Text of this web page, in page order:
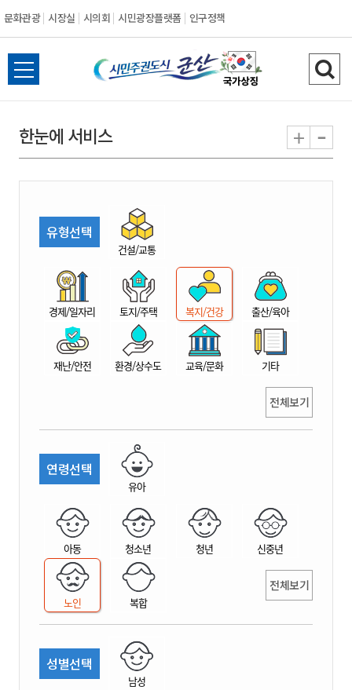
문화관광 시장실 시의회 시민광장플랫폼 인구정책
시
민
권
시
산
전
체
뉴
열
검
색
기
한눈에 서비스 + -
유형선택
건설/교통
경제/일자리 토지/주택 복지/건강 출산/육아
재난/안전 환경/상수도 교육/문화 기타
전체보기
연령선택
유아
아동 청소년 청년 신중년
노인 복합
전체보기
성별선택
남성